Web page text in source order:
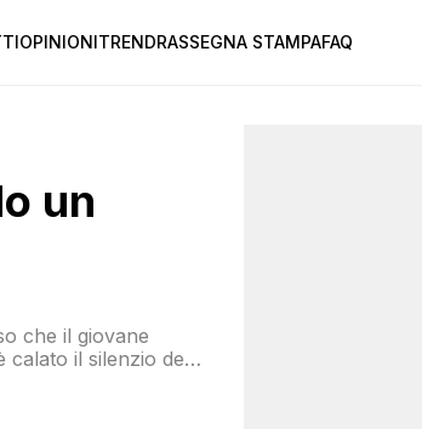
OPINIONITRENDRASSEGNA STAMPAFAQ
un
che il giovane
il silenzio della